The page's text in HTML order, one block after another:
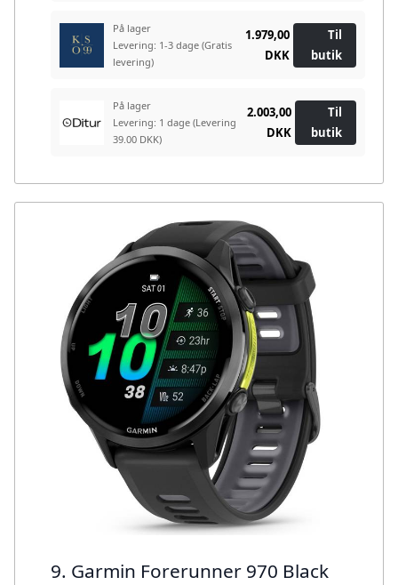
På lager
Levering: 1-3 dage (Gratis
levering)
1.979,00
DKK
Til
butik
På lager
Levering: 1 dage (Levering
39.00 DKK)
2.003,00
DKK
Til
butik
9. Garmin Forerunner 970 Black